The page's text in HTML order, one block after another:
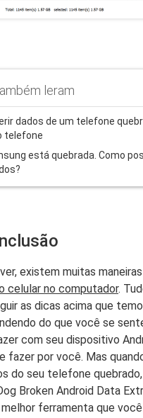
leram
dados de um telefone
telefone
está quebrada. Como
existem muitas
celular no computador.
as dicas acima que
do que você se
com seu dispositivo
fazer por você. Mas
do seu telefone
Broken Android Data
ferramenta que